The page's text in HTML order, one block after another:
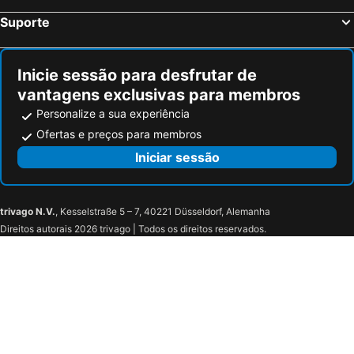
Tracy-sur-Mer, bed and breakfasts
Saint-Amand, bed and breakfasts
Saint-Pierre-sur-Dives, bed and breakfasts
Suporte
Inicie sessão para desfrutar de
vantagens exclusivas para membros
Personalize a sua experiência
Ofertas e preços para membros
Iniciar sessão
trivago N.V., Kesselstraße 5 – 7, 40221 Düsseldorf, Alemanha
Direitos autorais 2026 trivago | Todos os direitos reservados.